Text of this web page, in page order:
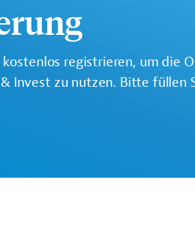
registrieren, um die
Invest zu nutzen. Bitte füllen